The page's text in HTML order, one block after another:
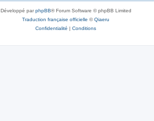
Développé parphpBB® Forum Software © phpBB Limited
Traduction française officielle ©Qiaeru
Confidentialité | Conditions